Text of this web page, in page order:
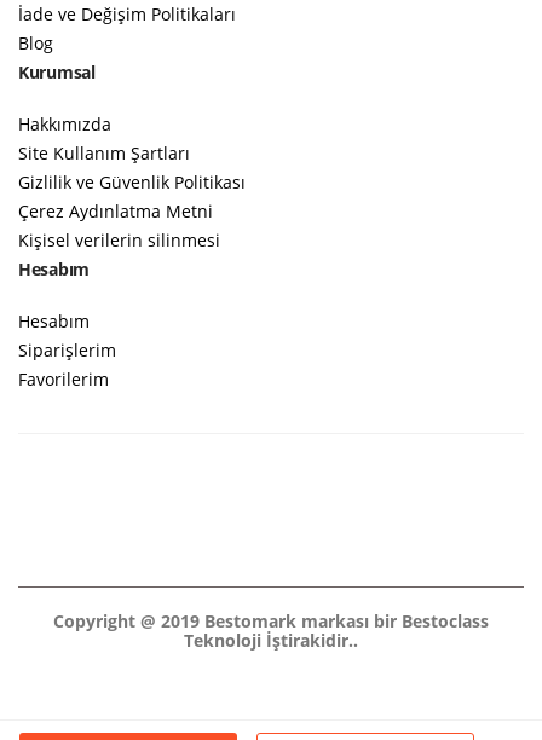
İade ve Değişim Politikaları
Blog
Kurumsal
Hakkımızda
Site Kullanım Şartları
Gizlilik ve Güvenlik Politikası
Çerez Aydınlatma Metni
Kişisel verilerin silinmesi
Hesabım
Hesabım
Siparişlerim
Favorilerim
Copyright @ 2019 Bestomark markası bir Bestoclass
Teknoloji İştirakidir..